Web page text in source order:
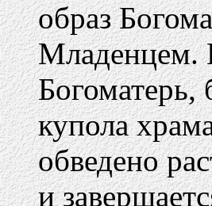
образ
Младенцем.
Богоматерь,
купола
обведено
и